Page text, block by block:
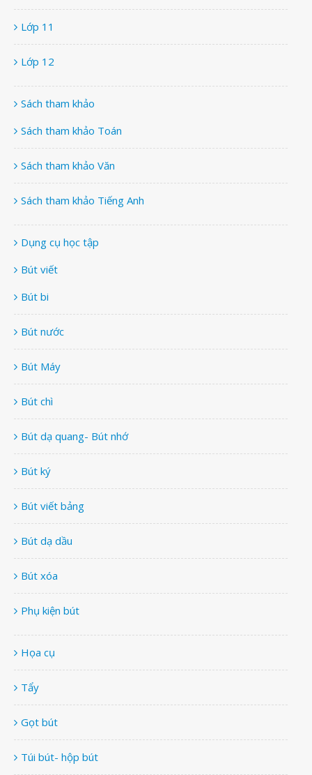
Lớp 11
Lớp 12
Sách tham khảo
Sách tham khảo Toán
Sách tham khảo Văn
Sách tham khảo Tiếng Anh
Dụng cụ học tập
Bút viết
Bút bi
Bút nước
Bút Máy
Bút chì
Bút dạ quang- Bút nhớ
Bút ký
Bút viết bảng
Bút dạ dầu
Bút xóa
Phụ kiện bút
Họa cụ
Tẩy
Gọt bút
Túi bút- hộp bút